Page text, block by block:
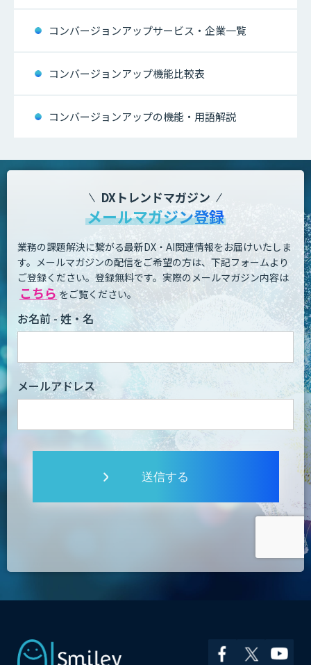
コンバージョンアップサービス・企業一覧
コンバージョンアップ機能比較表
コンバージョンアップの機能・用語解説
DXトレンドマガジン
メールマガジン登録
業務の課題解決に繋がる最新DX・AI関連情報をお届けいたしま
す。 メールマガジンの配信をご希望の方は、下記フォームより
ご登録ください。登録無料です。 実際のメールマガジン内容は
こちら をご覧ください。
お名前 - 姓・名
メールアドレス
送信する